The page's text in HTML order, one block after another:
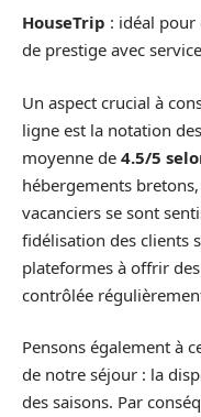
HouseTrip : idéal
de prestige avec
Un aspect crucial à
ligne est la notation
moyenne de 4.5/5
hébergements
vacanciers se sont
fidélisation des clients
plateformes à offrir
contrôlée
Pensons également à
de notre séjour : la
des saisons. Par